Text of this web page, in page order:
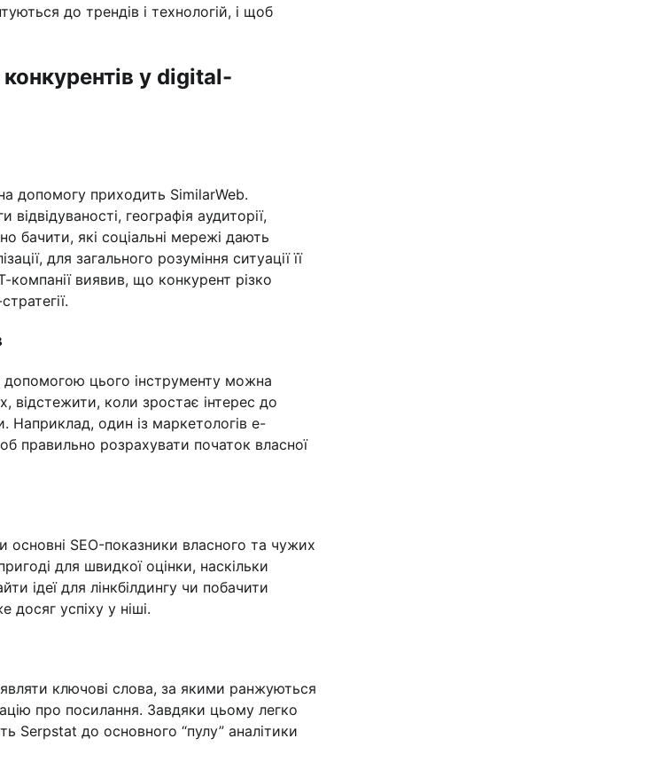
до трендів і технологій, і щоб
у digital-
допомогу приходить SimilarWeb.
географія аудиторії,
бачити, які соціальні мережі дають
для загального розуміння ситуації її
компанії виявив, що конкурент різко
допомогою цього інструменту можна
відстежити, коли зростає інтерес до
Наприклад, один із маркетологів e-
правильно розрахувати початок власної
основні SEO-показники власного та чужих
для швидкої оцінки, наскільки
ідеї для лінкбілдингу чи побачити
досяг успіху у ніші.
ключові слова, за якими ранжуються
про посилання. Завдяки цьому легко
Serpstat до основного “пулу” аналітики